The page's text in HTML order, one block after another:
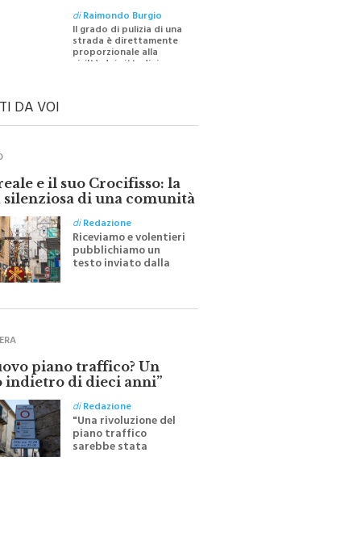
diRaimondo Burgio
Il grado di pulizia di una
strada è direttamente
proporzionale alla
DA VOI
e il suo Crocifisso: la
silenziosa di una comunità
diRedazione
Riceviamo e volentieri
pubblichiamo un
testo inviato dalla
all'indomani della
piano traffico? Un
indietro di dieci anni”
diRedazione
"Una rivoluzione del
piano traffico
sarebbe stata